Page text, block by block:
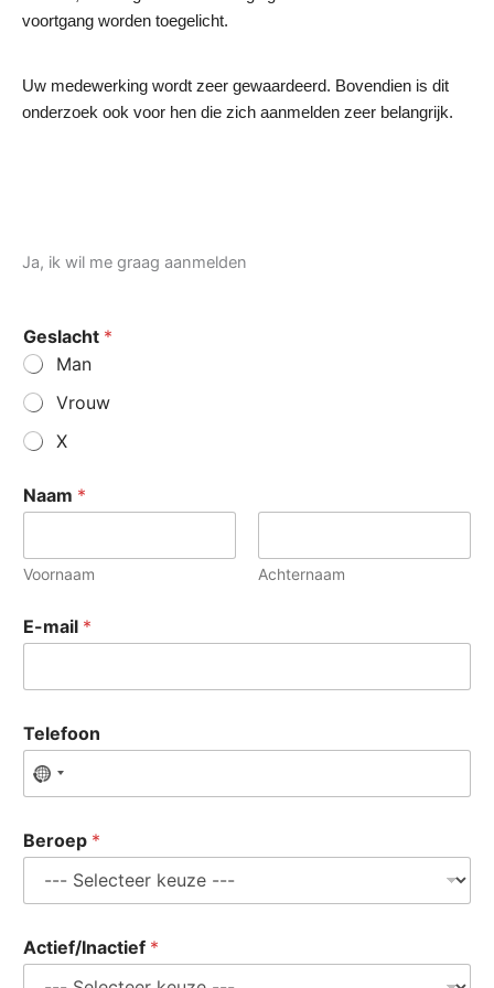
voortgang worden toegelicht.
Uw medewerking wordt zeer gewaardeerd. Bovendien is dit
onderzoek ook voor hen die zich aanmelden zeer belangrijk.
Ja, ik wil me graag aanmelden
Geslacht *
Man
Vrouw
X
Naam *
Voornaam Achternaam
E-mail *
Telefoon
N
o
o
u
n
r
Beroep *
Actief/Inactief *